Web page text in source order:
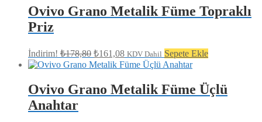
₺107,02.
Ovivo Grano Metalik Füme Topraklı
Priz
İndirim! ₺178,80 Orijinal
fiyat:
₺161,08 Şu
andaki
fiyat:
₺161,08.
KDV Dahil Sepete Ekle
Ovivo Grano Metalik Füme Üçlü
Anahtar